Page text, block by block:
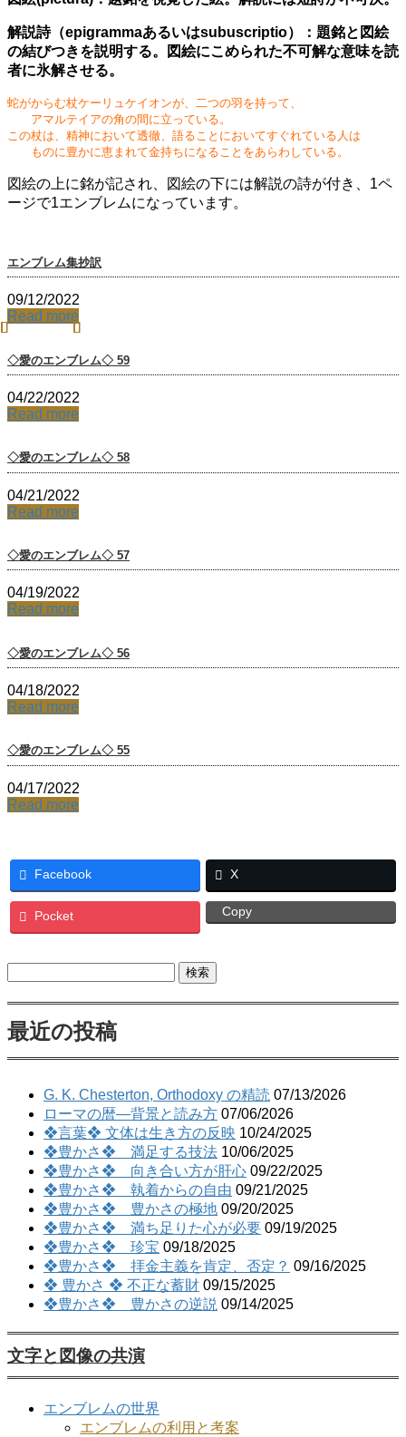
解説詩（epigrammaあるいはsubuscriptio）：題銘と図絵
の結びつきを説明する。図絵にこめられた不可解な意味を読
者に氷解させる。
蛇がからむ杖ケーリュケイオンが、二つの羽を持って、
アマルテイアの角の間に立っている。
この杖は、精神において透徹、語ることにおいてすぐれている人は
ものに豊かに恵まれて金持ちになることをあらわしている。
図絵の上に銘が記され、図絵の下には解説の詩が付き、1ペ
ージで1エンブレムになっています。
エンブレム集抄訳
09/12/2022
Read more
◇愛のエンブレム◇ 59
04/22/2022
Read more
◇愛のエンブレム◇ 58
04/21/2022
Read more
◇愛のエンブレム◇ 57
04/19/2022
Read more
◇愛のエンブレム◇ 56
04/18/2022
Read more
◇愛のエンブレム◇ 55
04/17/2022
Read more
Facebook X
Pocket Copy
最近の投稿
G. K. Chesterton, Orthodoxy の精読 07/13/2026
ローマの暦―背景と読み方 07/06/2026
❖言葉❖ 文体は生き方の反映 10/24/2025
❖豊かさ❖ 満足する技法 10/06/2025
❖豊かさ❖ 向き合い方が肝心 09/22/2025
❖豊かさ❖ 執着からの自由 09/21/2025
❖豊かさ❖ 豊かさの極地 09/20/2025
❖豊かさ❖ 満ち足りた心が必要 09/19/2025
❖豊かさ❖ 珍宝 09/18/2025
❖豊かさ❖ 拝金主義を肯定、否定？ 09/16/2025
❖ 豊かさ ❖ 不正な蓄財 09/15/2025
❖豊かさ❖ 豊かさの逆説 09/14/2025
文字と図像の共演
エンブレムの世界
エンブレムの利用と考案